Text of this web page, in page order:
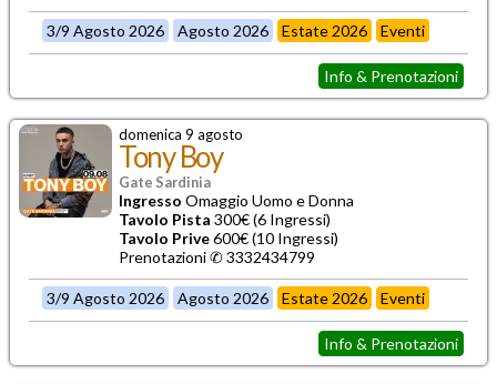
3/9 Agosto 2026 Agosto 2026 Estate 2026 Eventi
Info & Prenotazioni
domenica 9 agosto
Tony Boy
Gate Sardinia
Ingresso Omaggio Uomo e Donna
Tavolo Pista 300€ (6 Ingressi)
Tavolo Prive600€ (10 Ingressi)
Prenotazioni ✆ 3332434799
3/9 Agosto 2026 Agosto 2026 Estate 2026 Eventi
Info & Prenotazioni